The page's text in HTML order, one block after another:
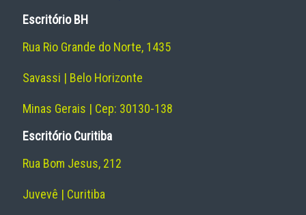
Escritório BH
Rua Rio Grande do Norte, 1435
Savassi | Belo Horizonte
Minas Gerais | Cep: 30130-138
Escritório Curitiba
Rua Bom Jesus, 212
Juvevê | Curitiba